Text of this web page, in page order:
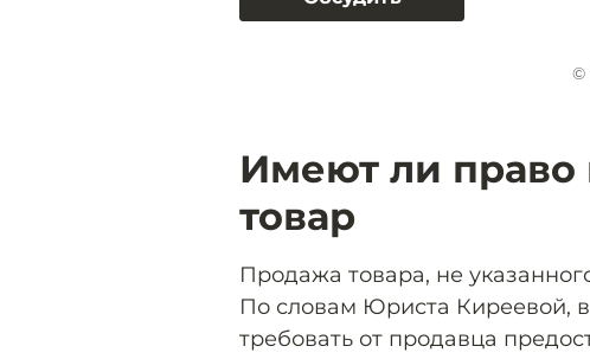
©
Имеют ли право
товар
Продажа товара, не
По словам Юриста Киреевой,
требовать от продавца